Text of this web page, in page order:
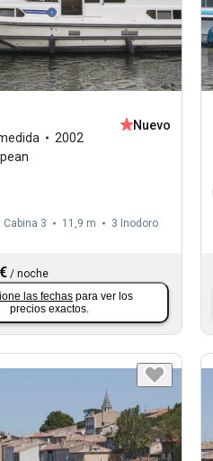
2002
Nuevo
Cabina 3 11,9 m 3 Inodoro
/ noche
las fechas para ver los
precios exactos.